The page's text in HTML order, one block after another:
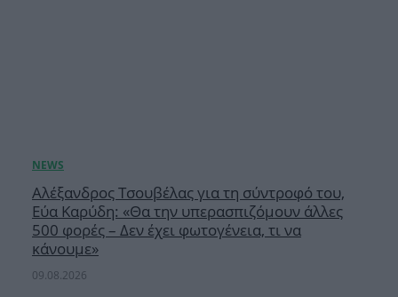
Αλέξανδρος Τσουβέλας για τη σύντροφό του,
Εύα Καρύδη: «Θα την υπερασπιζόμουν άλλες
500 φορές – Δεν έχει φωτογένεια, τι να
κάνουμε»
09.08.2026